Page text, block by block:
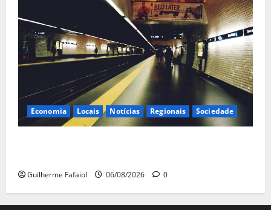
Economia Locais Notícias Regionais Sociedade
Guilherme Fafaiol 06/08/2026 0